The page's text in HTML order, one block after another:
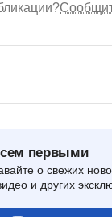
первыми
о свежих
и других